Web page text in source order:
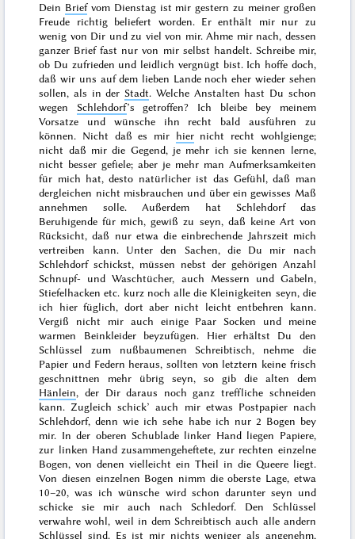
Dein Briefvom Dienstagist mirgestern zu meiner großen
Freude richtig beliefert worden. Er enthält mir nur zu
wenig von Dir und zu viel von mir. Ahme mir nach, dessen
ganzer Brief fast nur von mir selbst handelt. Schreibe mir,
ob Du zufrieden und leidlich vergnügt bist. Ich hoffe doch,
daß wir uns auf dem lieben Lande noch eher wieder sehen
sollen, als in derStadt. Welche Anstalten hast Du schon
wegen Schlehdorf’s getroffen? Ich bleibe bey meinem
Vorsatze und wünsche ihn recht bald ausführen zu
können. Nicht daß es mir hiernicht recht wohlgienge;
nicht daß mir die Gegend, je mehr ichsie kennen lerne,
nicht besser gefiele; aber je mehr man Aufmerksamkeiten
für mich hat, desto natürlicher ist das Gefühl, daß man
dergleichen nicht misbrauchen und über ein gewisses Maß
annehmen solle. Außerdem hat Schlehdorf das
Beruhigende für mich, gewiß zu seyn, daß keine Art von
Rücksicht, daß nur etwa die einbrechende Jahrszeit mich
vertreiben kann. Unter den Sachen, die Du mir nach
Schlehdorf schickst, müssen nebst der gehörigen Anzahl
Schnupf- und Waschtücher, auch Messern und Gabeln,
Stiefelhacken etc. kurz noch alle die Kleinigkeiten seyn, die
ich hier füglich, dort aber nicht leicht entbehren kann.
Vergiß nicht mir auch einige Paar Socken und meine
warmen Beinkleider beyzufügen. Hier erhältst Du den
Schlüssel zum nußbaumenen Schreibtisch, nehme die
Papier und Federn heraus, sollten von letztern keine frisch
geschnittnen mehr übrig seyn, so gib die alten dem
Hänlein, der Dir daraus noch ganz treffliche schneiden
kann. Zugleich schick’ auch mir etwas Postpapier nach
Schlehdorf, denn wie ich sehe habe ich nur 2 Bogen bey
mir. In der oberen Schublade linker Hand liegen Papiere,
zur linken Hand zusammengeheftete, zur rechten einzelne
Bogen, von denen vielleicht ein Theil in die Queere liegt.
Von diesen einzelnen Bogen nimm die oberste Lage, etwa
10–20, was ich wünsche wird schon darunter seyn und
schicke sie mir auch nach Schledorf. Den Schlüssel
verwahre wohl, weil in dem Schreibtisch auch alle andern
Schlüssel sind. Es ist mir nichts weniger als angenehm,